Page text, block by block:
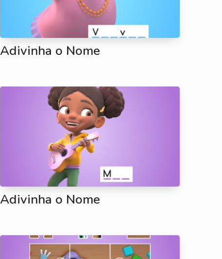
Adivinha o Nome
Adivinha o Nome